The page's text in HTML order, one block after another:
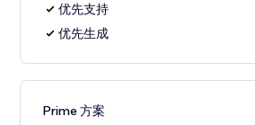
优先支持
优先生成
Prime 方案